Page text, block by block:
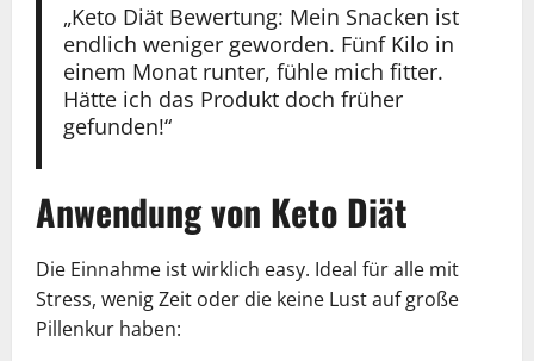
„Keto Diät Bewertung: Mein Snacken ist
endlich weniger geworden. Fünf Kilo in
einem Monat runter, fühle mich fitter.
Hätte ich das Produkt doch früher
gefunden!“
Anwendung von Keto Diät
Die Einnahme ist wirklich easy. Ideal für alle mit
Stress, wenig Zeit oder die keine Lust auf große
Pillenkur haben: